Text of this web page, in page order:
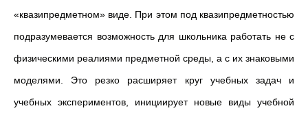
«квазипредметном» виде. При этом под квазипредметностью
подразумевается возможность для школьника работать не с
физическими реалиями предметной среды, а с их знаковыми
моделями. Это резко расширяет круг учебных задач и
учебных экспериментов, инициирует новые виды учебной